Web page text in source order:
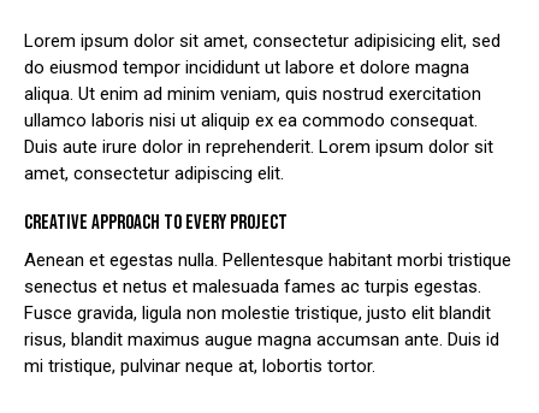
Lorem ipsum dolor sit amet, consectetur adipisicing elit, sed
do eiusmod tempor incididunt ut labore et dolore magna
aliqua. Ut enim ad minim veniam, quis nostrud exercitation
ullamco laboris nisi ut aliquip ex ea commodo consequat.
Duis aute irure dolor in reprehenderit. Lorem ipsum dolor sit
amet, consectetur adipiscing elit.
CREATIVE APPROACH TO EVERY PROJECT
Aenean et egestas nulla. Pellentesque habitant morbi tristique
senectus et netus et malesuada fames ac turpis egestas.
Fusce gravida, ligula non molestie tristique, justo elit blandit
risus, blandit maximus augue magna accumsan ante. Duis id
mi tristique, pulvinar neque at, lobortis tortor.